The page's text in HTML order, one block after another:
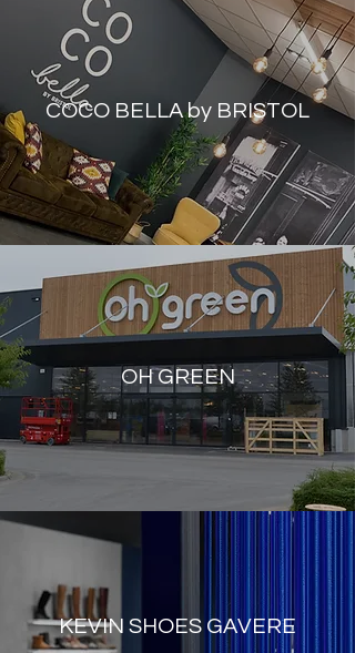
COCO BELLA by BRISTOL
OH GREEN
KEVIN SHOES GAVERE